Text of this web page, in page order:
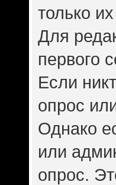
только
Для
первого
Если
опрос
Однако
или
опрос.